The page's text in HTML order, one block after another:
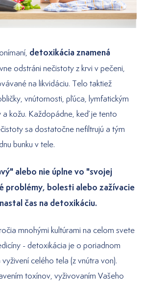
detoxikácia znamená
odstráni nečistoty z krvi v pečeni,
na likvidáciu. Telo taktiež
vnútornosti, pľúca, lymfatickým
a kožu. Každopádne, keď je tento
sa dostatočne nefiltrujú a tým
bunku v tele.
alebo nie úplne vo "svojej
problémy, bolesti alebo zažívacie
čas na detoxikáciu.
mnohými kultúrami na celom svete
- detoxikácia je o poriadnom
celého tela (z vnútra von).
toxínov, vyživovaním Vašeho